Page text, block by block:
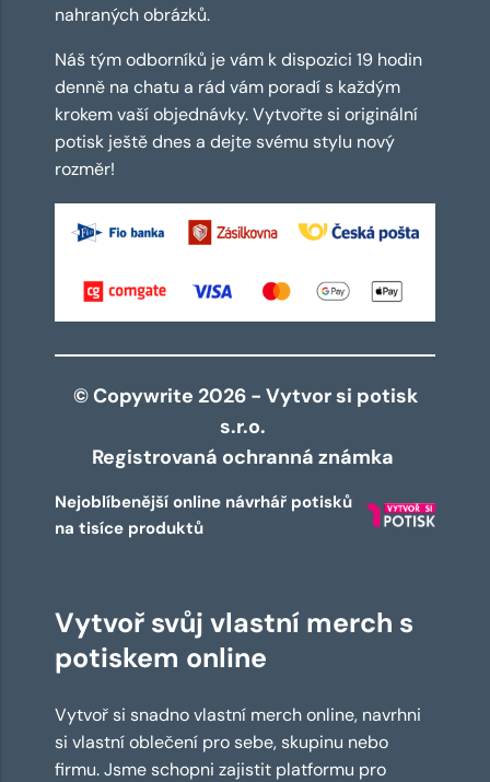
nahraných obrázků.
Náš tým odborníků je vám k dispozici 19 hodin
denně na chatu a rád vám poradí s každým
krokem vaší objednávky. Vytvořte si originální
potisk ještě dnes a dejte svému stylu nový
rozměr!
© Copywrite 2026 - Vytvor si potisk
s.r.o.
Registrovaná ochranná známka
Nejoblíbenější online návrhář potisků
na tisíce produktů
Vytvoř svůj vlastní merch s
potiskem online
Vytvoř si snadno vlastní merch online, navrhni
si vlastní oblečení pro sebe, skupinu nebo
firmu. Jsme schopni zajistit platformu pro